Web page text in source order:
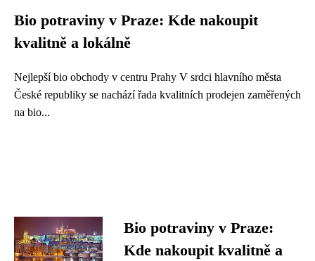
Bio potraviny v Praze: Kde nakoupit
kvalitně a lokálně
Nejlepší bio obchody v centru Prahy V srdci hlavního města
České republiky se nachází řada kvalitních prodejen zaměřených
na bio...
Bio potraviny v Praze:
Kde nakoupit kvalitně a